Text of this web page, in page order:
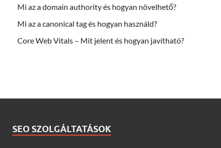
Mi az a domain authority és hogyan növelhető?
Mi az a canonical tag és hogyan használd?
Core Web Vitals – Mit jelent és hogyan javítható?
SEO SZOLGÁLTATÁSOK